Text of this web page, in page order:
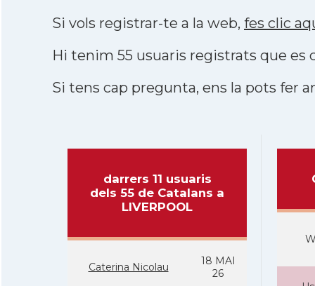
Si vols registrar-te a la web, fes clic
Hi tenim 55 usuaris registrats que
Si tens cap pregunta, ens la pots fer
darrers 11 usuaris
dels 55 de Catalans a
LIVERPOOL
Caterina Nicolau
18 MAI
26